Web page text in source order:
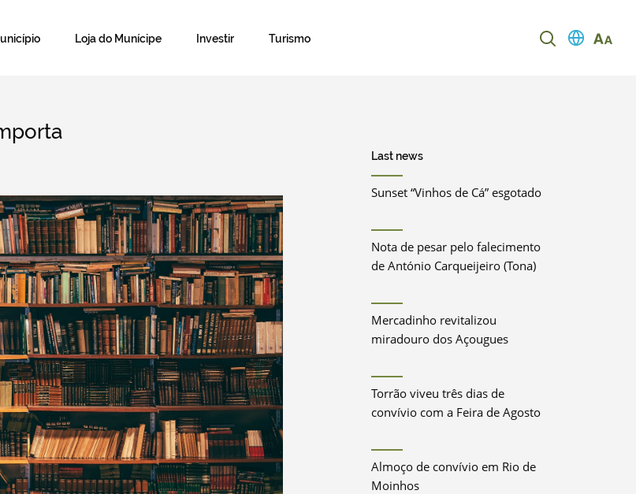
Município Loja do Munícipe Investir Turismo
Last news
Sunset “Vinhos de Cá” esgotado
Nota de pesar pelo falecimento
de António Carqueijeiro (Tona)
Mercadinho revitalizou
miradouro dos Açougues
Torrão viveu três dias de
convívio com a Feira de Agosto
Almoço de convívio em Rio de
Moinhos